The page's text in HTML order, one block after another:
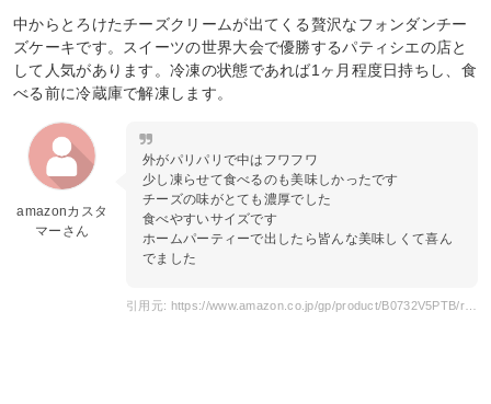
中からとろけたチーズクリームが出てくる贅沢なフォンダンチー
ズケーキです。スイーツの世界大会で優勝するパティシエの店と
して人気があります。冷凍の状態であれば1ヶ月程度日持ちし、食
べる前に冷蔵庫で解凍します。
amazonカスタ
マーさん
外がパリパリで中はフワフワ
少し凍らせて食べるのも美味しかったです
チーズの味がとても濃厚でした
食べやすいサイズです
ホームパーティーで出したら皆んな美味しくて喜ん
でました
引用元: https://www.amazon.co.jp/gp/product/B0732V5PTB/ref=ox_sc_act_image_3?smid=AV2ABAHTZQBON&psc=1